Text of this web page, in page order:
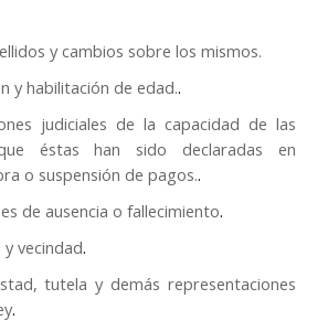
y cambios sobre los mismos.
y habilitación de edad..
judiciales de la capacidad de las
éstas han sido declaradas en
o suspensión de pagos..
de ausencia o fallecimiento.
y vecindad.
tutela y demás representaciones
.